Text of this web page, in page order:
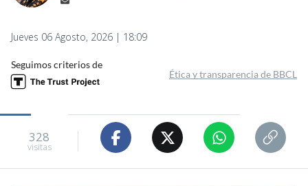
Jueves 06 Agosto, 2026 | 18:09
Seguimos criterios de
Ética y transparencia de BBCL
328
visitas